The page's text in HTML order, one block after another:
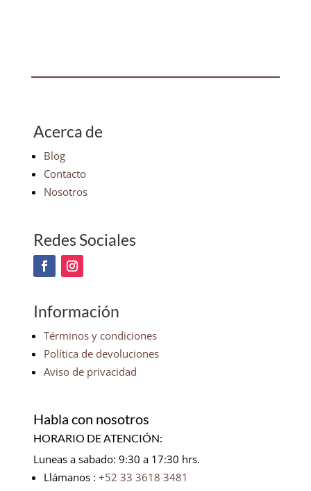
Acerca de
Blog
Contacto
Nosotros
Redes Sociales
Información
Términos y condiciones
Política de devoluciones
Aviso de privacidad
Habla con nosotros
HORARIO DE ATENCIÓN:
Luneas a sabado: 9:30 a 17:30 hrs.
Llámanos : +52 33 3618 3481